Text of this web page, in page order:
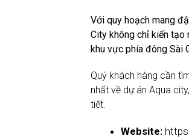
Với quy hoạch mang
City không chỉ kiến
khu vực phía đông Sài
Quý khách hàng cần
nhất về dự án Aqua
tiết.
Website: